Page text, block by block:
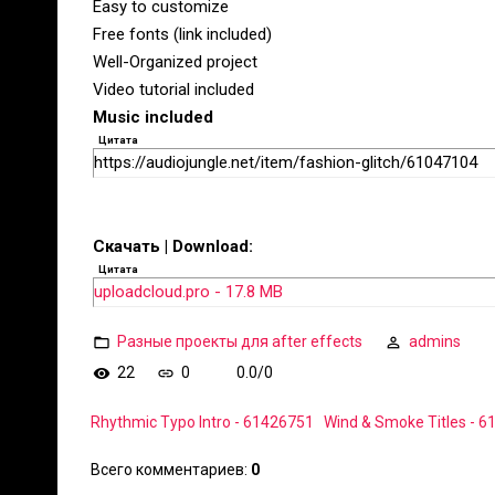
Easy to customize
Free fonts (link included)
Well-Organized project
Video tutorial included
Music included
Цитата
https://audiojungle.net/item/fashion-glitch/61047104
Скачать | Download:
Цитата
uploadcloud.pro - 17.8 MB
Разные проекты для after effects
admins
22
0 0.0/0
Rhythmic Typo Intro - 61426751 Wind & Smoke Titles -
Всего комментариев: 0